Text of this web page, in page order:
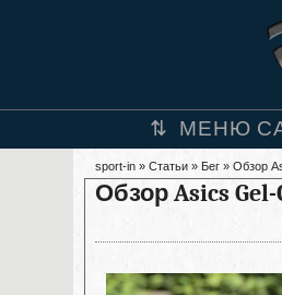
МЕНЮ
sport-in » Статьи » Бег » Обзор
Обзор Asics